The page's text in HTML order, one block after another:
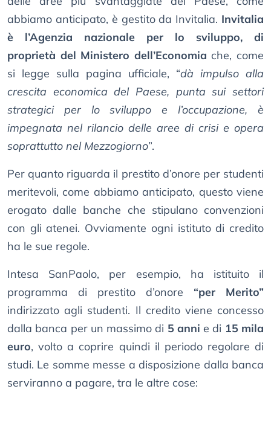
abbiamo anticipato, è gestito da Invitalia. Invitalia
è l’Agenzia nazionale per lo sviluppo, di
proprietà del Ministero dell’Economia che, come
si legge sulla pagina ufficiale, “dà impulso alla
crescita economica del Paese, punta sui settori
strategici per lo sviluppo e l’occupazione, è
impegnata nel rilancio delle aree di crisi e opera
soprattutto nel Mezzogiorno”.
Per quanto riguarda il prestito d’onore per studenti
meritevoli, come abbiamo anticipato, questo viene
erogato dalle banche che stipulano convenzioni
con gli atenei. Ovviamente ogni istituto di credito
ha le sue regole.
Intesa SanPaolo, per esempio, ha istituito il
programma di prestito d’onore “per Merito”
indirizzato agli studenti. Il credito viene concesso
dalla banca per un massimo di 5 anni e di 15 mila
euro, volto a coprire quindi il periodo regolare di
studi. Le somme messe a disposizione dalla banca
serviranno a pagare, tra le altre cose: